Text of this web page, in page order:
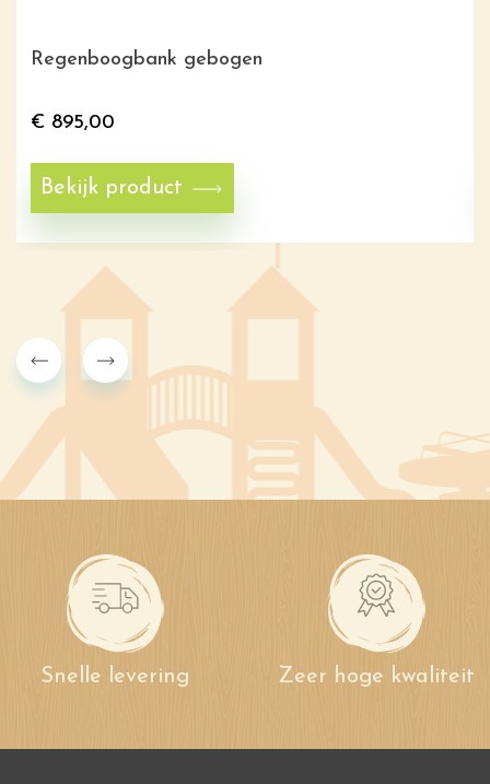
Regenboogbank gebogen
€ 895,00
Bekijk product
Snelle levering Zeer hoge kwaliteit